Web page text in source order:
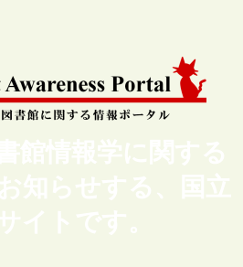
館情報学に関する
知らせする、国立
イトです。